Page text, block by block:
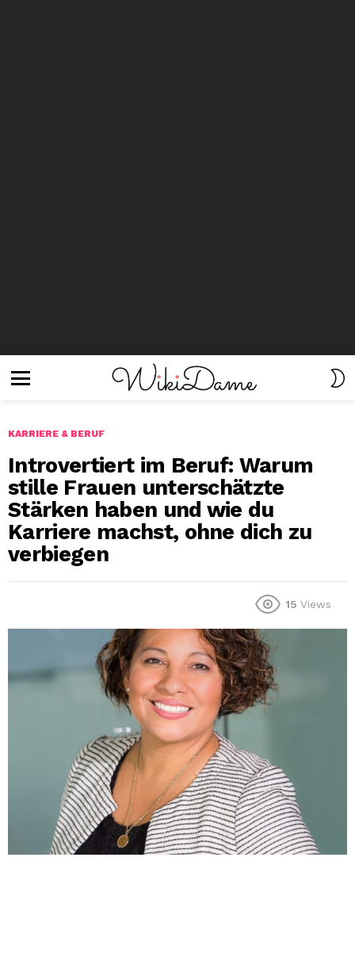
KARRIERE & BERUF
Introvertiert im Beruf: Warum
stille Frauen unterschätzte
Stärken haben und wie du
Karriere machst, ohne dich zu
verbiegen
15 Views